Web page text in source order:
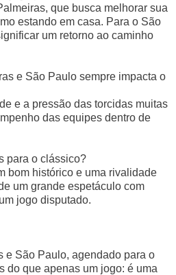
que busca melhorar sua
estando em casa. Para o São
um retorno ao caminho
e São Paulo sempre impacta o
e a pressão das torcidas muitas
das equipes dentro de
para o clássico?
bom histórico e uma rivalidade
um grande espetáculo com
jogo disputado.
e São Paulo, agendado para o
do que apenas um jogo: é uma